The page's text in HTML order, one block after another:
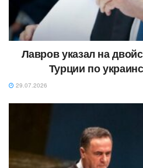
Лавров указал на
Турции по
29.07.2026